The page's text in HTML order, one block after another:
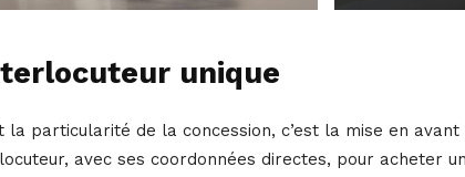
unique
la particularité de la concession, c’est la mise en avant
avec ses coordonnées directes, pour acheter